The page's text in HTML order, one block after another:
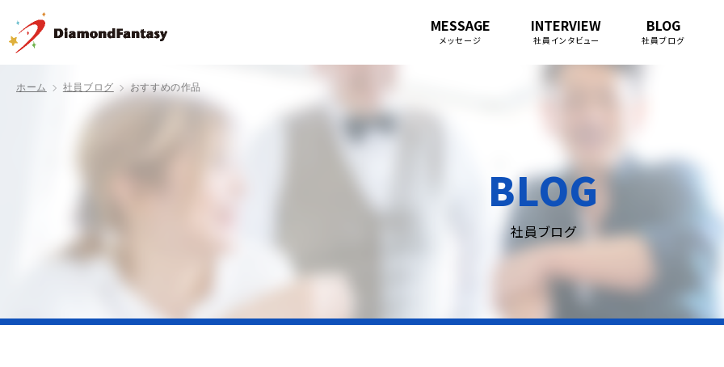
MESSAGE
メッセージ
INTERVIEW
社員インタビュー
BLOG
社員ブログ
ホーム 社員ブログ おすすめの作品
BLOG
社員ブログ